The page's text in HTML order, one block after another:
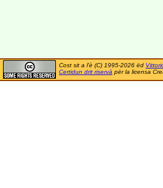
Cost sit a l'è (C) 1995-2026 ëd
Certidun drit riservà për la licensa